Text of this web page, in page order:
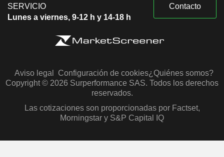
SERVICIO
Lunes a viernes, 9-12 h y 14-18 h
Contacto
Aviso legal Configuración de cookies¿Quiénes somos?
Copyright © 2026 Surperformance SAS. Todos los derechos
reservados.
Las cotizaciones son proporcionadas por Factset,
Morningstar y S&P Capital IQ